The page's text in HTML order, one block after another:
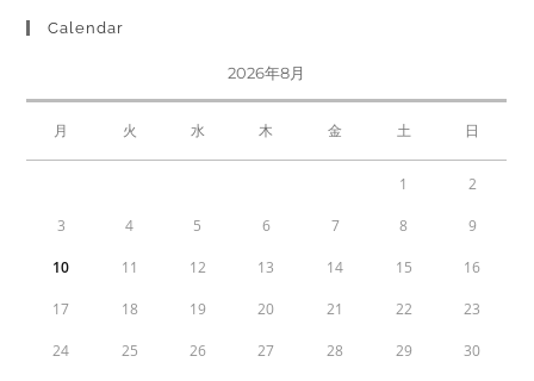
Calendar
2026年8月
月 火 水 木 金 土 日
1 2
3 4 5 6 7 8 9
10 11 12 13 14 15 16
17 18 19 20 21 22 23
24 25 26 27 28 29 30